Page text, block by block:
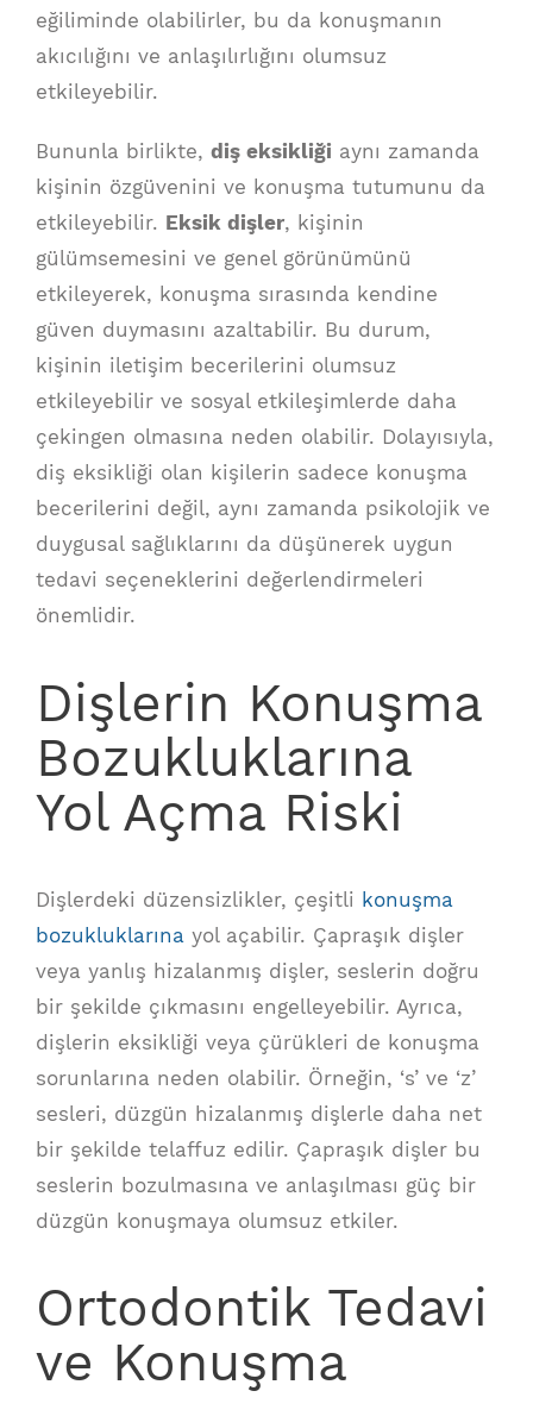
eğiliminde olabilirler, bu da konuşmanın
akıcılığını ve anlaşılırlığını olumsuz
etkileyebilir.
Bununla birlikte, diş eksikliği aynı zamanda
kişinin özgüvenini ve konuşma tutumunu da
etkileyebilir. Eksik dişler, kişinin
gülümsemesini ve genel görünümünü
etkileyerek, konuşma sırasında kendine
güven duymasını azaltabilir. Bu durum,
kişinin iletişim becerilerini olumsuz
etkileyebilir ve sosyal etkileşimlerde daha
çekingen olmasına neden olabilir. Dolayısıyla,
diş eksikliği olan kişilerin sadece konuşma
becerilerini değil, aynı zamanda psikolojik ve
duygusal sağlıklarını da düşünerek uygun
tedavi seçeneklerini değerlendirmeleri
önemlidir.
Dişlerin Konuşma
Bozukluklarına
Yol Açma Riski
Dişlerdeki düzensizlikler, çeşitli konuşma
bozukluklarına yol açabilir. Çapraşık dişler
veya yanlış hizalanmış dişler, seslerin doğru
bir şekilde çıkmasını engelleyebilir. Ayrıca,
dişlerin eksikliği veya çürükleri de konuşma
sorunlarına neden olabilir. Örneğin, ‘s’ ve ‘z’
sesleri, düzgün hizalanmış dişlerle daha net
bir şekilde telaffuz edilir. Çapraşık dişler bu
seslerin bozulmasına ve anlaşılması güç bir
düzgün konuşmaya olumsuz etkiler.
Ortodontik Tedavi
ve Konuşma